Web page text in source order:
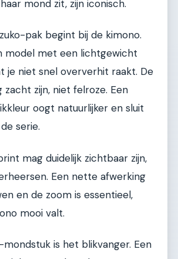
mond zit, zijn iconisch.
pak begint bij de kimono.
model met een lichtgewicht
je niet snel oververhit raakt. De
zijn, niet felroze. Een
oogt natuurlijker en sluit
serie.
mag duidelijk zichtbaar zijn,
Een nette afwerking
en de zoom is essentieel,
mooi valt.
is het blikvanger. Een